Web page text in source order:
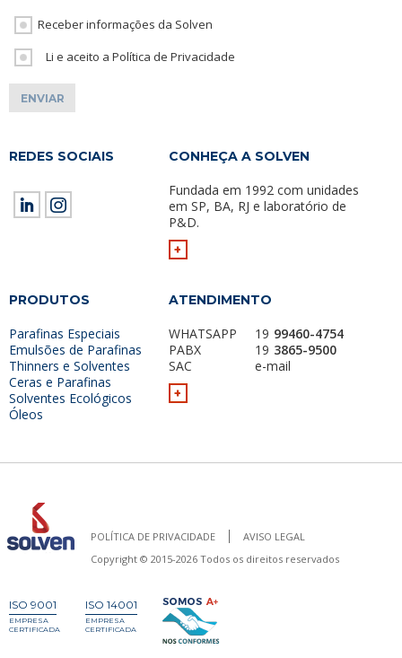
Receber informações da Solven
Li e aceito a Política de Privacidade
REDES SOCIAIS CONHEÇA A SOLVEN
Fundada em 1992 com unidades
em SP, BA, RJ e laboratório de
P&D.
+
PRODUTOS
Parafinas Especiais
Emulsões de Parafinas
Thinners e Solventes
Ceras e Parafinas
Solventes Ecológicos
Óleos
ATENDIMENTO
WHATSAPP
PABX
SAC
+
19 99460-4754
19 3865-9500
e-mail
POLÍTICA DE PRIVACIDADE
AVISO LEGAL
Copyright © 2015-2026 Todos os direitos reservados
ISO 9001
EMPRESA
CERTIFICADA
ISO 14001
EMPRESA
CERTIFICADA